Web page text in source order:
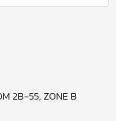
2B-55, ZONE B